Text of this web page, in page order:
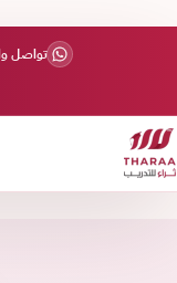
تواصل